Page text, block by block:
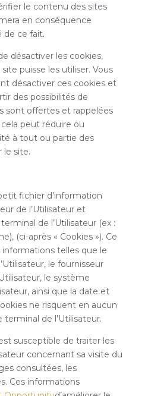
le contenu des sites
en conséquence
de ce fait.
désactiver les cookies,
puisse les utiliser. Vous
désactiver ces cookies et
des possibilités de
sont offertes et rappelées
peut réduire ou
à tout ou partie des
le site.
fichier d’information
de l’Utilisateur et
de l’Utilisateur (ex :
(ci-après « Cookies »). Ce
telles que le
le fournisseur
le système
ainsi que la date et
ne risquent en aucun
terminal de l’Utilisateur.
susceptible de traiter les
concernant sa visite du
consultées, les
Ces informations